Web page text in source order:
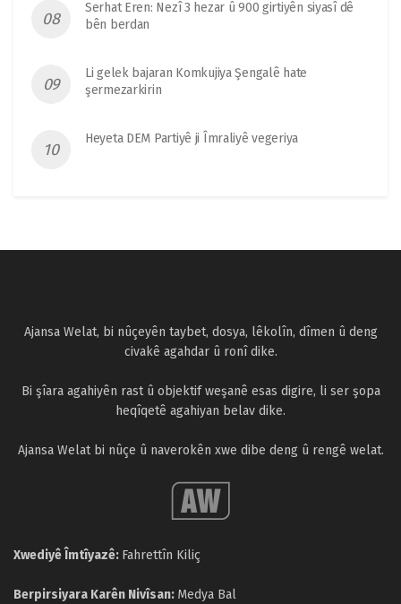
Serhat Eren: Nezî 3 hezar û 900 girtiyên siyasî dê
bên berdan
Li gelek bajaran Komkujiya Şengalê hate
şermezarkirin
Heyeta DEM Partiyê ji Îmraliyê vegeriya
Ajansa Welat, bi nûçeyên taybet, dosya, lêkolîn, dîmen û deng
civakê agahdar û ronî dike.
Bi şîara agahiyên rast û objektif weşanê esas digire, li ser şopa
heqîqetê agahiyan belav dike.
Ajansa Welat bi nûçe û naverokên xwe dibe deng û rengê welat.
Xwediyê Îmtîyazê: Fahrettîn Kiliç
Berpirsiyara Karên Nivîsan: Medya Bal